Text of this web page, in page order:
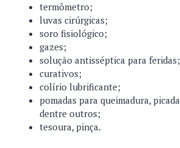
termômetro;
luvas cirúrgicas;
soro fisiológico;
gazes;
solução antisséptica para feridas;
curativos;
colírio lubrificante;
pomadas para queimadura,
dentre outros;
tesoura, pinça.